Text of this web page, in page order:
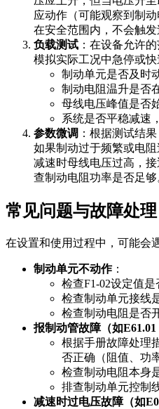
应动作（可能观察到制
在安全范围内，不会触发
负载测试 ：在设备允许
模拟实际工况中急停或
制动单元是否及时
制动电阻温升是否
母线电压峰值是否
系统是否平稳减速
参数微调 ：根据测试结
如果制动过于频繁或电
减速时母线电压过高，
查制动电阻功率是否足够
常见问题与故障处理
在设置和使用过程中，可能会
制动单元不动作：
检查F1-02设定值是
检查制动单元接线
检查制动电阻是否
报制动管故障（如E61.01
根据手册故障处理
否正确（阻值、功
检查制动电阻本身
排查制动单元控制
减速时过电压故障（如